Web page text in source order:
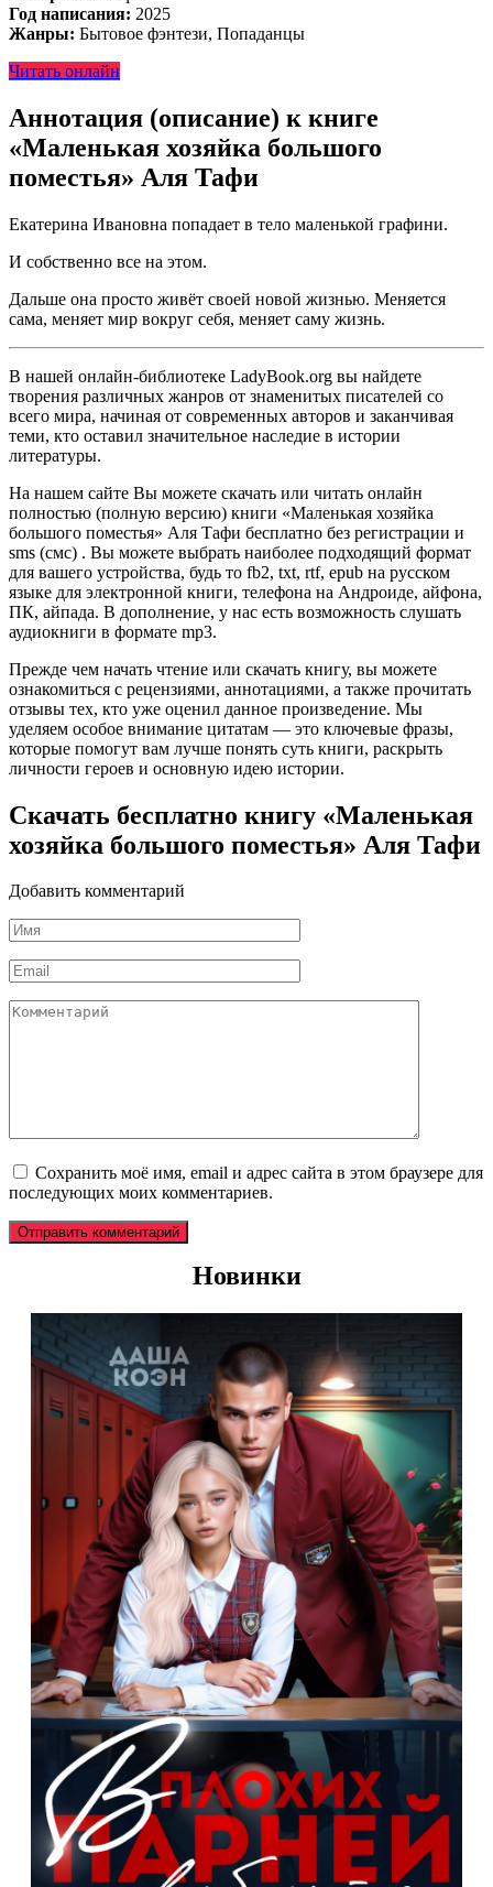
Год написания: 2025
Жанры: Бытовое фэнтези, Попаданцы
Читать онлайн
Аннотация (описание) к книге
«Маленькая хозяйка большого
поместья» Аля Тафи
Екатерина Ивановна попадает в тело маленькой графини.
И собственно все на этом.
Дальше она просто живёт своей новой жизнью. Меняется
сама, меняет мир вокруг себя, меняет саму жизнь.
В нашей онлайн-библиотеке LadyBook.org вы найдете
творения различных жанров от знаменитых писателей со
всего мира, начиная от современных авторов и заканчивая
теми, кто оставил значительное наследие в истории
литературы.
На нашем сайте Вы можете скачать или читать онлайн
полностью (полную версию) книги «Маленькая хозяйка
большого поместья» Аля Тафи бесплатно без регистрации и
sms (смс) . Вы можете выбрать наиболее подходящий формат
для вашего устройства, будь то fb2, txt, rtf, epub на русском
языке для электронной книги, телефона на Андроиде, айфона,
ПК, айпада. В дополнение, у нас есть возможность слушать
аудиокниги в формате mp3.
Прежде чем начать чтение или скачать книгу, вы можете
ознакомиться с рецензиями, аннотациями, а также прочитать
отзывы тех, кто уже оценил данное произведение. Мы
уделяем особое внимание цитатам — это ключевые фразы,
которые помогут вам лучше понять суть книги, раскрыть
личности героев и основную идею истории.
Скачать бесплатно книгу «Маленькая
хозяйка большого поместья» Аля Тафи
Добавить комментарий
Имя
*
Email
*
Комментарий
Сохранить моё имя, email и адрес сайта в этом браузере для
последующих моих комментариев.
Новинки